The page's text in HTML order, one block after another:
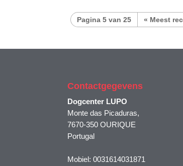
Pagina 5 van 25 « Meest
Contactgegevens
Dogcenter LUPO
Monte das Picaduras,
7670-350 OURIQUE
Portugal
Mobiel: 0031614031871